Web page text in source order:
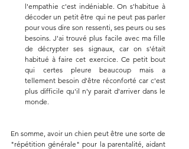
l'empathie c'est indéniable. On s'habitue à
décoder un petit être qui ne peut pas parler
pour vous dire son ressenti, ses peurs ou ses
besoins. J'ai trouvé plus facile avec ma fille
de décrypter ses signaux, car on s'était
habitué à faire cet exercice. Ce petit bout
qui certes pleure beaucoup mais a
tellement besoin d'être réconforté car c'est
plus difficile qu'il n'y parait d'arriver dans le
monde.
En somme, avoir un chien peut être une sorte de
"répétition générale" pour la parentalité, aidant